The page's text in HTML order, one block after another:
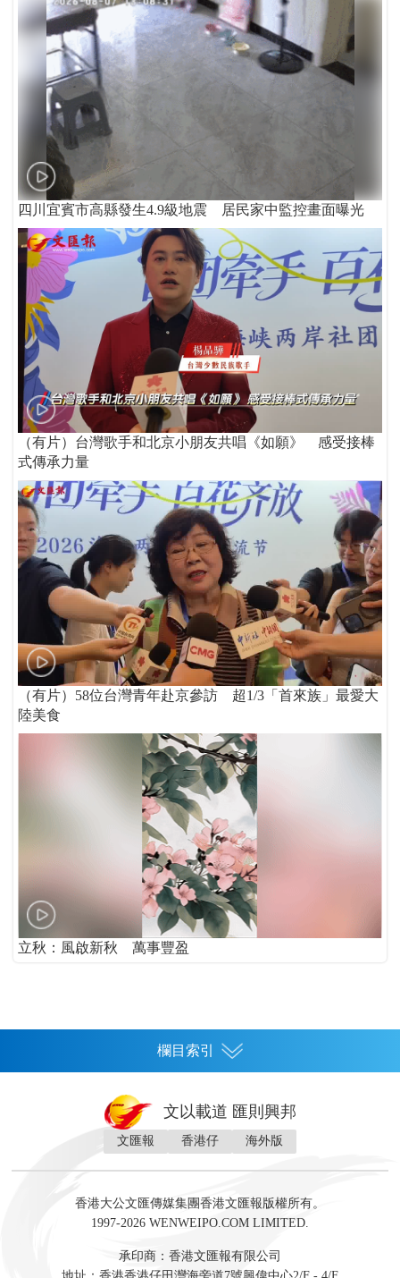
四川宜賓市高縣發生4.9級地震 居民家中監控畫面曝光
（有片）台灣歌手和北京小朋友共唱《如願》 感受接棒
式傳承力量
（有片）58位台灣青年赴京參訪 超1/3「首來族」最愛大
陸美食
立秋：風啟新秋 萬事豐盈
欄目索引
灣區人
財經 地產 投資 財評 數字經濟
訪談 直播 經湋論
文以載道 匯則興邦
文匯報 香港仔 海外版
香港大公文匯傳媒集團香港文匯報版權所有。
1997-2026 WENWEIPO.COM LIMITED.
承印商：香港文匯報有限公司